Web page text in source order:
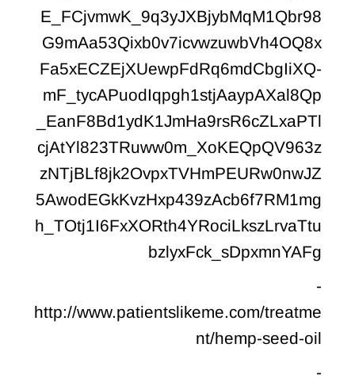
E_FCjvmwK_9q3yJXBjybMqM1Qbr98
G9mAa53Qixb0v7icvwzuwbVh4OQ8x
Fa5xECZEjXUewpFdRq6mdCbgIiXQ-
mF_tycAPuodIqpgh1stjAaypAXal8Qp
_EanF8Bd1ydK1JmHa9rsR6cZLxaPTl
cjAtYl823TRuww0m_XoKEQpQV963z
zNTjBLf8jk2OvpxTVHmPEURw0nwJZ
5AwodEGkKvzHxp439zAcb6f7RM1mg
h_TOtj1I6FxXORth4YRociLkszLrvaTtu
bzlyxFck_sDpxmnYAFg
-
http://www.patientslikeme.com/treatme
nt/hemp-seed-oil
-